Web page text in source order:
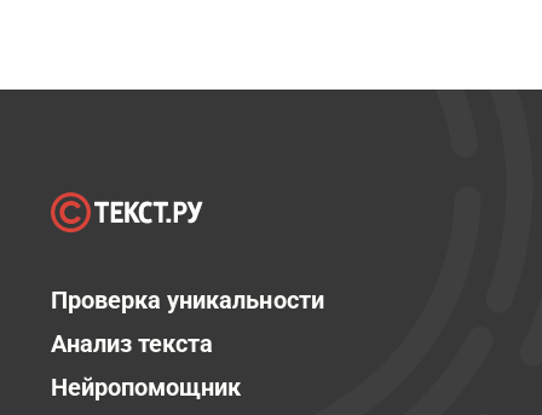
Проверка уникальности
Анализ текста
Нейропомощник